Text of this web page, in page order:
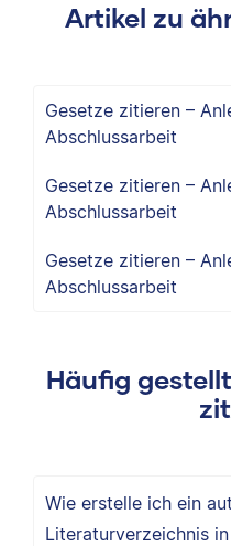
Artikel zu
Gesetze zitieren –
Abschlussarbeit
Gesetze zitieren –
Abschlussarbeit
Gesetze zitieren –
Abschlussarbeit
Häufig
Wie erstelle ich ein
Literaturverzeichnis